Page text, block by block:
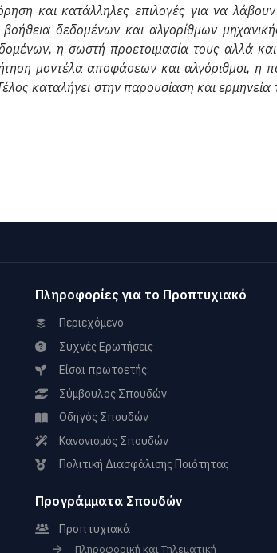
και κατάλληλες επιλογές για να
δεδομένων και αλγορίθμων
η σωστή προετοιμασία τους αλλά και
μοντέλα αποφάσεων και αλγόριθμοι,
καταλήγει στην παρουσίαση και
Πληροφορίες για το Προπτυχιακό
Περιεχόμενο
Συχνές Ερωτήσεις
Είσαι πρωτοετής;
Σύμβουλος Σπουδών
Οδηγός Σπουδών
Κανονισμός Σπουδών
Πολιτική Διασφάλισης Ποιότητας
Προγράμματα Σπουδών
Προπτυχιακά
Πληροφορική και Τηλεματική